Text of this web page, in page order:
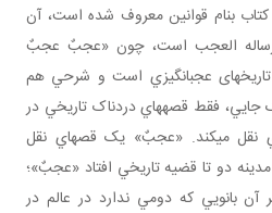
بنام قوانين معروف شده است، آن
العجب است، چون «عجبٌ عجبٌ
های عجب انگيزي است و شرحي هم
فقط قصه هاي دردناک تاريخي در
مي کند. «عجبٌ» يک قصه اي نقل
دو تا قضيه تاريخي افتاد «عجبٌ»؛
آن بانويي که دومي ندارد در عالم در